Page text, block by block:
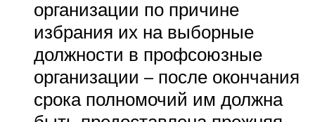
организации по причине
избрания их на выборные
должности в профсоюзные
организации – после окончания
срока полномочий им должна